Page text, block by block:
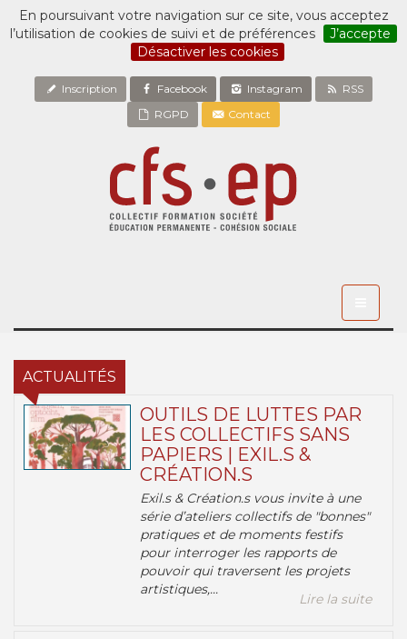
En poursuivant votre navigation sur ce site, vous acceptez
l’utilisation de cookies de suivi et de préférences
J’accepte
Désactiver les cookies
Inscription Facebook Instagram
RSS
RGPD
Contact
ACTUALITÉS
OUTILS DE LUTTES PAR
LES COLLECTIFS SANS
PAPIERS | EXIL.S &
CRÉATION.S
Exil.s & Création.s vous invite à une
série d’ateliers collectifs de "bonnes"
pratiques et de moments festifs
pour interroger les rapports de
pouvoir qui traversent les projets
artistiques,...
Lire la suite